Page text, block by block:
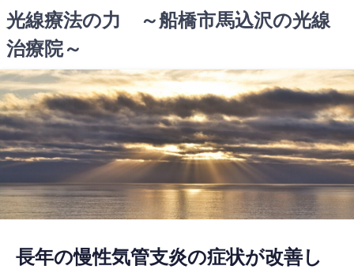
ン
テ
ツ
へ
ス
キ
ッ
光線療法の力 ～船橋市馬込沢の光線
治療院～
長年の慢性気管支炎の症状が改善し